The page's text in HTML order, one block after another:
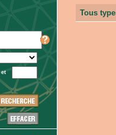
et
Tous